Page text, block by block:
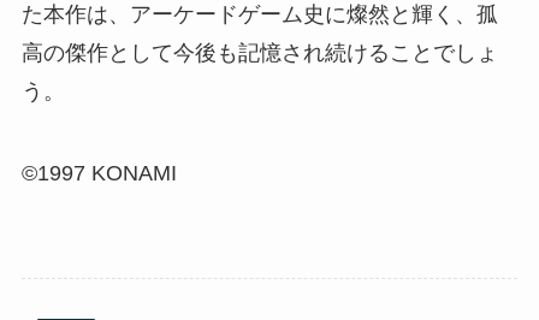
た本作は、アーケードゲーム史に燦然と輝く、孤
高の傑作として今後も記憶され続けることでしょ
う。
©1997 KONAMI